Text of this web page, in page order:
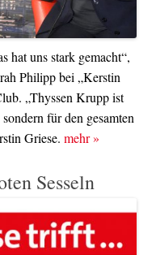
hat uns stark gemacht“,
Philipp bei „Kerstin
„Thyssen Krupp ist
für den gesamten
Griese. mehr»
Sesseln